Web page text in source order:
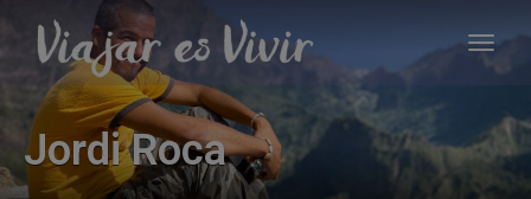
Jordi Roca